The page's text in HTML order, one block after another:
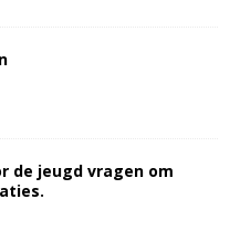
de jeugd vragen om